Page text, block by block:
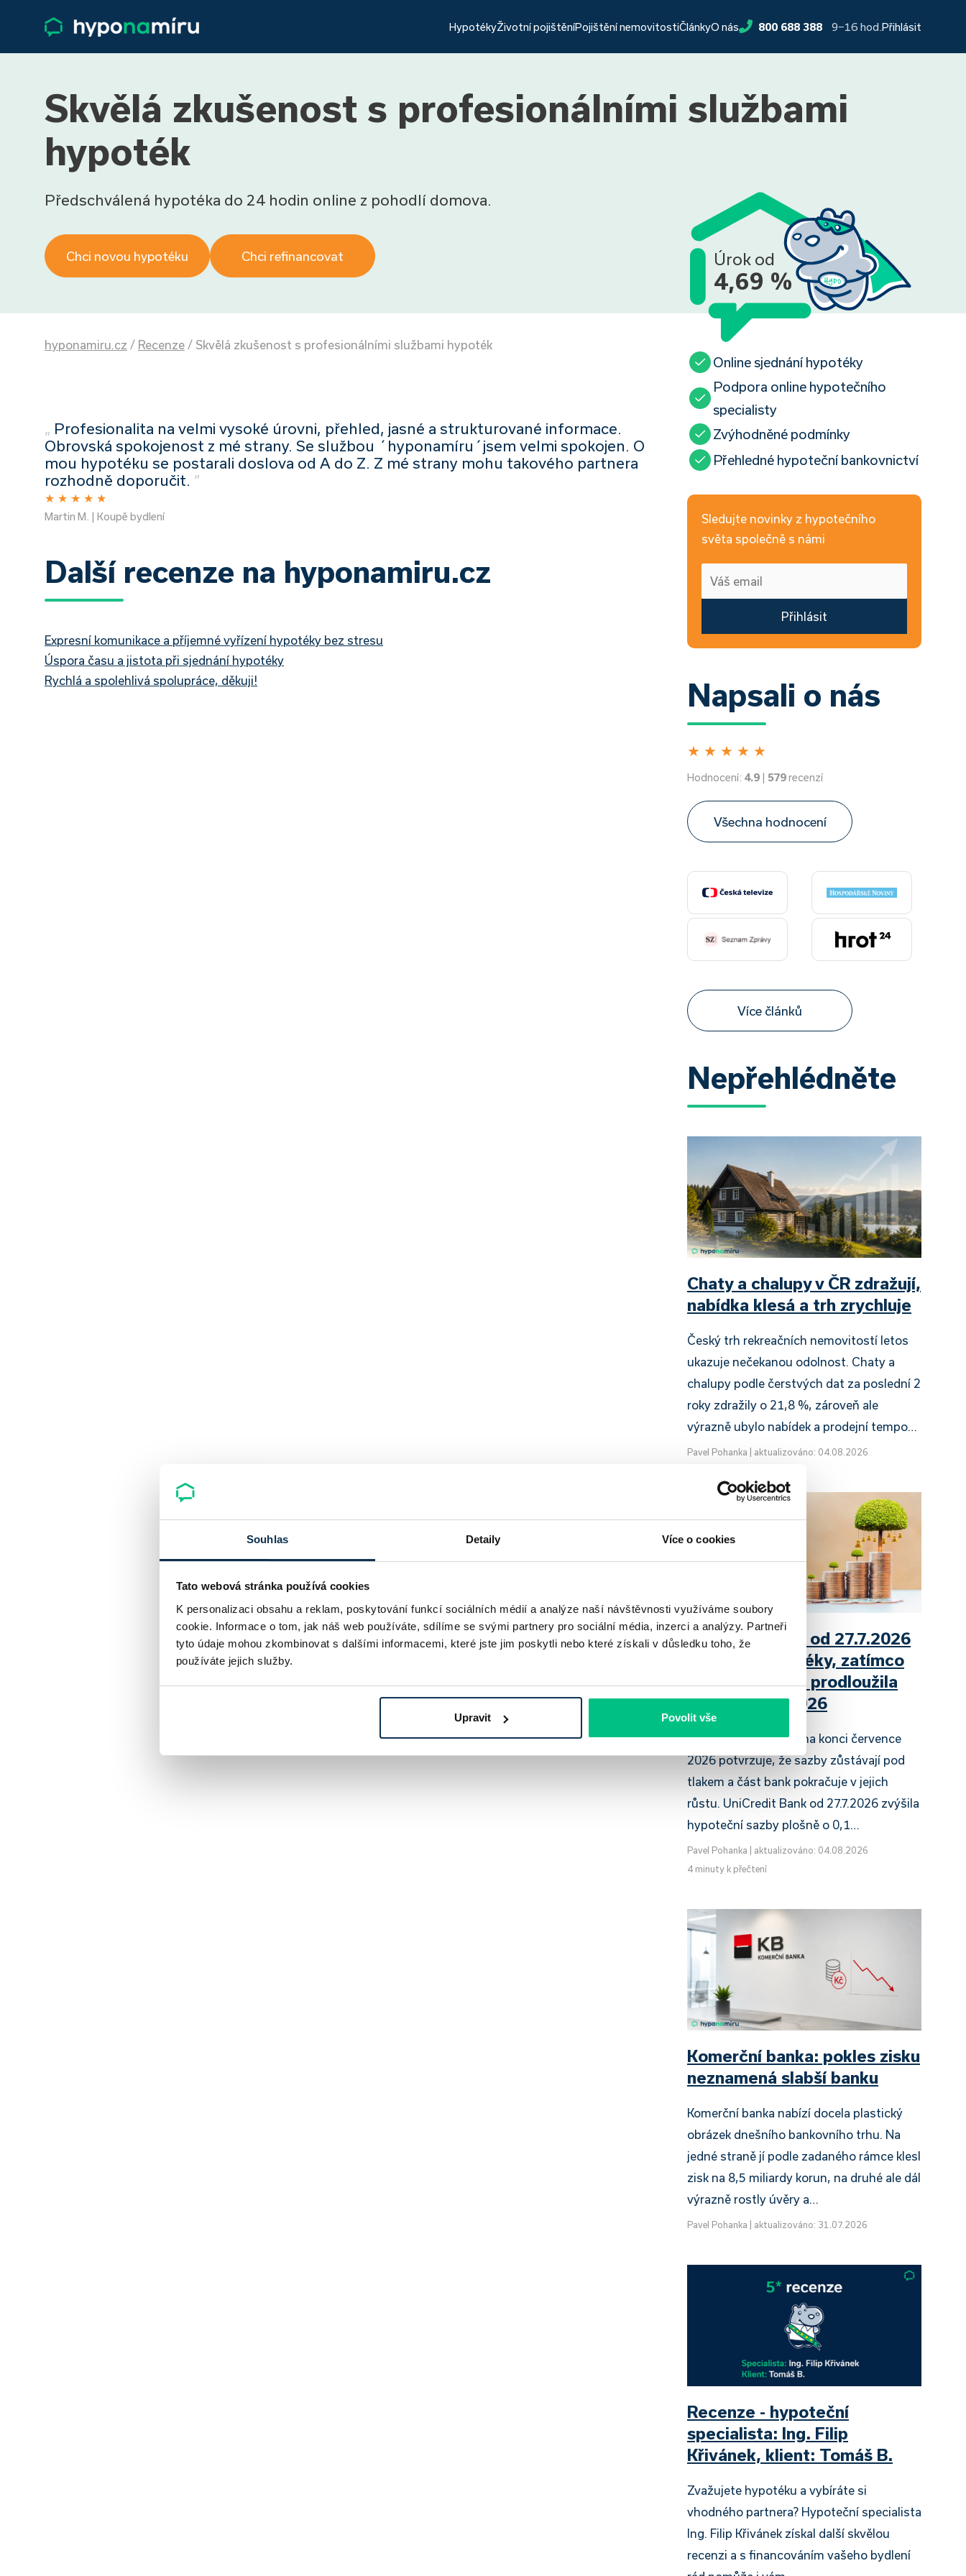
Souhlas Detaily Více o cookies
Tato webová stránka používá cookies
K personalizaci obsahu a reklam, poskytování funkcí sociálních médií a analýze naší návštěvnosti využíváme soubory
cookie. Informace o tom, jak náš web používáte, sdílíme se svými partnery pro sociální média, inzerci a analýzy. Partneři
tyto údaje mohou zkombinovat s dalšími informacemi, které jste jim poskytli nebo které získali v důsledku toho, že
používáte jejich služby.
Upravit Povolit vše
HypotékyŽivotní pojištěníPojištění nemovitostiČlánkyO nás 800 688 388 9−16 hod. Přihlásit
Skvělá zkušenost s profesionálními službami
hypoték
Předschválená hypotéka do 24 hodin online z pohodlí domova.
Chci novou hypotéku Chci refinancovat Úrok od
4,69 %
hyponamiru.cz / Recenze / Skvělá zkušenost s profesionálními službami hypoték
„ Profesionalita na velmi vysoké úrovni, přehled, jasné a strukturované informace.
Obrovská spokojenost z mé strany. Se službou ´hyponamíru´jsem velmi spokojen. O
mou hypotéku se postarali doslova od A do Z. Z mé strany mohu takového partnera
rozhodně doporučit. ”
★ ★ ★ ★ ★
Martin M. | Koupě bydlení
Další recenze na hyponamiru.cz
Expresní komunikace a příjemné vyřízení hypotéky bez stresu
Úspora času a jistota při sjednání hypotéky
Rychlá a spolehlivá spolupráce, děkuji!
Online sjednání hypotéky
Podpora online hypotečního
specialisty
Zvýhodněné podmínky
Přehledné hypoteční bankovnictví
Sledujte novinky z hypotečního
světa společně s námi
Přihlásit
Napsali o nás
★ ★ ★ ★ ★
Hodnocení: 4.9 | 579recenzí
Všechna hodnocení
Více článků
Nepřehlédněte
Chaty a chalupy v ČR zdražují,
nabídka klesá a trh zrychluje
Český trh rekreačních nemovitostí letos
ukazuje nečekanou odolnost. Chaty a
chalupy podle čerstvých dat za poslední 2
roky zdražily o 21,8 %, zároveň ale
výrazně ubylo nabídek a prodejní tempo…
Pavel Pohanka aktualizováno: 04.08.2026
UniCredit Bank od 27.7.2026
zdražuje hypotéky, zatímco
Raiffeisenbank prodloužila
slevu do 6.9.2026
Český hypoteční trh na konci července
2026 potvrzuje, že sazby zůstávají pod
tlakem a část bank pokračuje v jejich
růstu. UniCredit Bank od 27.7.2026 zvýšila
hypoteční sazby plošně o 0,1…
Pavel Pohanka
aktualizováno: 04.08.2026
4 minuty k přečtení
Komerční banka: pokles zisku
neznamená slabší banku
Komerční banka nabízí docela plastický
obrázek dnešního bankovního trhu. Na
jedné straně jí podle zadaného rámce klesl
zisk na 8,5 miliardy korun, na druhé ale dál
výrazně rostly úvěry a…
Pavel Pohanka aktualizováno: 31.07.2026
Recenze - hypoteční
specialista: Ing. Filip
Křivánek, klient: Tomáš B.
Zvažujete hypotéku a vybíráte si
vhodného partnera? Hypoteční specialista
Ing. Filip Křivánek získal další skvělou
recenzi a s financováním vašeho bydlení